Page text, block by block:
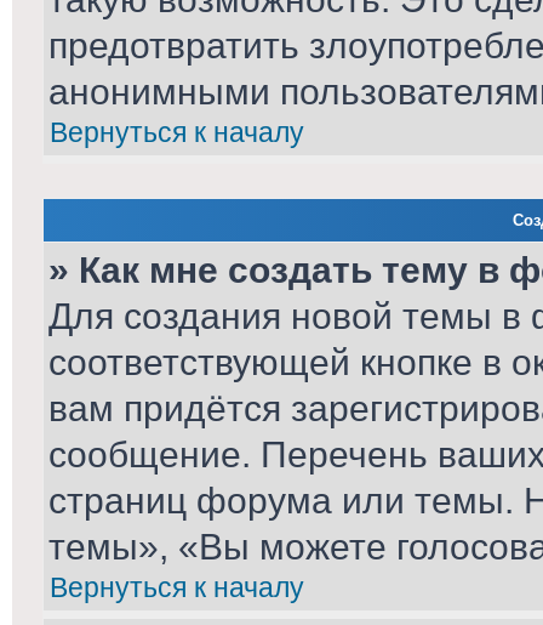
предотвратить
анонимными
Вернуться к началу
» Как мне создать тему в
Для создания новой темы
соответствующей кнопке в
вам придётся
сообщение. Перечень
страниц форума или темы.
темы», «Вы можете
Вернуться к началу